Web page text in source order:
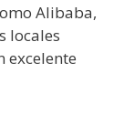
Alibaba,
locales
excelente